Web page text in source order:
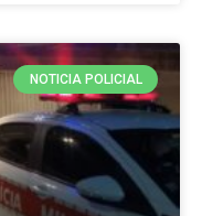
NOTICIA POLICIAL